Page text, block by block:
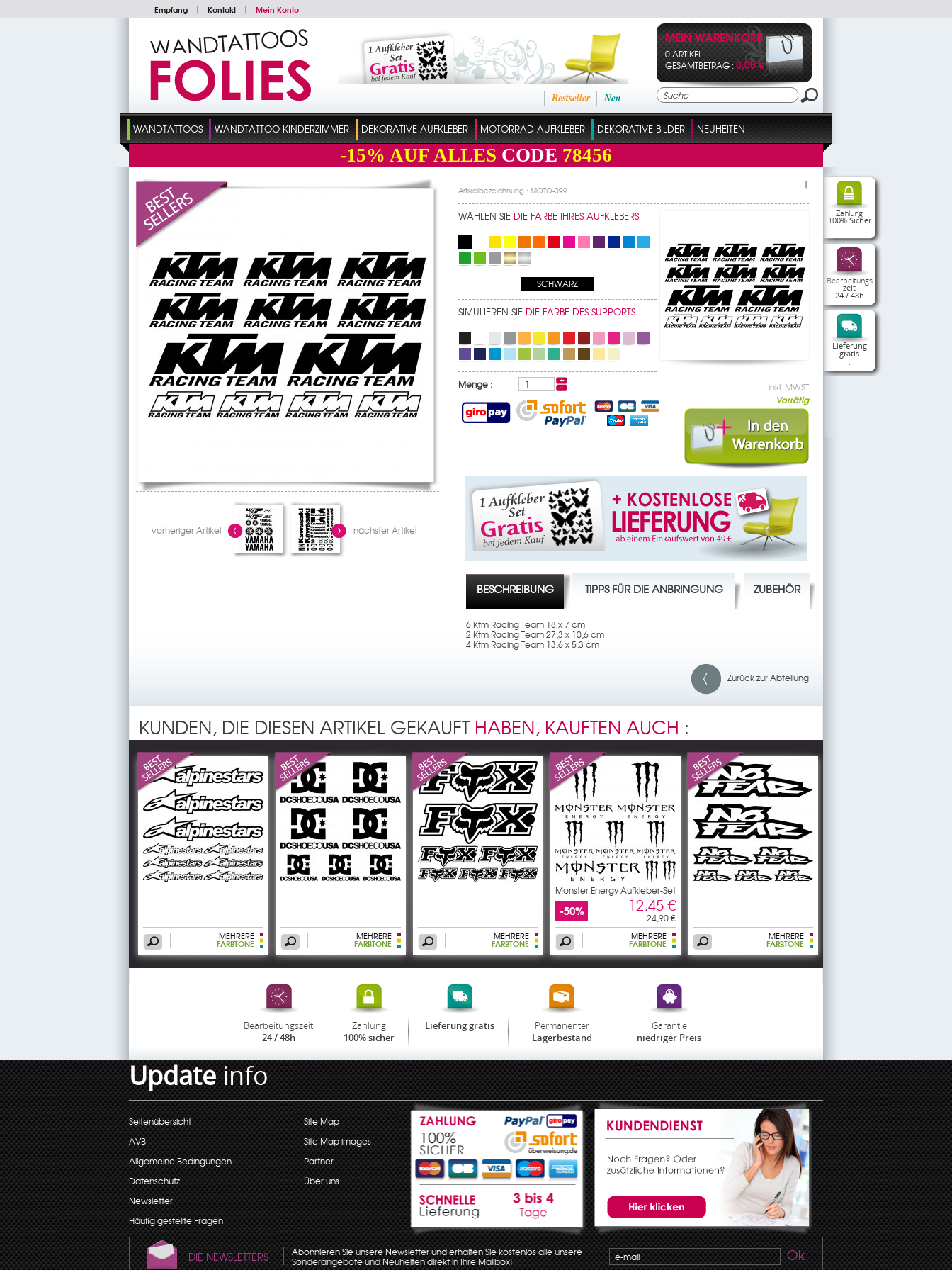
Empfang | Kontakt | Mein Konto
Neu
Bestseller
MEIN WARENKORB
0 ARTIKEL
GESAMTBETRAG :0,00 €
WANDTATTOOS WANDTATTOO KINDERZIMMER DEKORATIVE AUFKLEBER MOTORRAD AUFKLEBER DEKORATIVE BILDER NEUHEITEN
-15% AUF ALLES CODE 78456
Zahlung
100% Sicher
Bearbeitungs
zeit
24 / 48h
Lieferung
gratis
vorheriger Artikel nächster Artikel
Artikelbezeichnung : MOTO-099
|
WÄHLEN SIE DIE FARBE IHRES AUFKLEBERS
SCHWARZ
SIMULIEREN SIE DIE FARBE DES SUPPORTS
Menge : inkl. MWST
Vorrätig
BESCHREIBUNG TIPPS FÜR DIE ANBRINGUNG ZUBEHÖR
6 Ktm Racing Team 18 x 7 cm
2 Ktm Racing Team 27,3 x 10,6 cm
4 Ktm Racing Team 13,6 x 5,3 cm
Zurück zur Abteilung
KUNDEN, DIE DIESEN ARTIKEL GEKAUFT HABEN, KAUFTEN AUCH :
MEHRERE
FARBTÖNE
MEHRERE
FARBTÖNE
MEHRERE
FARBTÖNE
Monster Energy Aufkleber-Set
-50% 12,45 €
24,90 €
MEHRERE
FARBTÖNE
MEHRERE
FARBTÖNE
Bearbeitungszeit
24 / 48h
Zahlung
100% sicher
Lieferung gratis Permanenter
Lagerbestand
Garantie
niedriger Preis
Updateinfo
Seitenübersicht
AVB
Allgemeine Bedingungen
Datenschutz
Newsletter
Häufig gestellte Fragen
Site Map
Site Map images
Partner
Über uns
DIE NEWSLETTERS Abonnieren Sie unsere Newsletter und erhalten Sie kostenlos alle unsere
Sonderangebote und Neuheiten direkt in Ihre Mailbox! Ok